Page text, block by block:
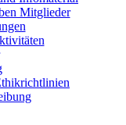
Mitglieder